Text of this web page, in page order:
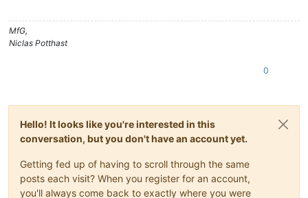
MfG,
Niclas Potthast
0
Hello! It looks like you're interested in this
conversation, but you don't have an account yet.
Getting fed up of having to scroll through the same
posts each visit? When you register for an account,
you'll always come back to exactly where you were